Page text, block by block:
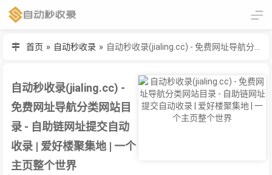
首页 » 自动秒收录 »
自动秒收录(jialing.cc) -
免费网址导航分类网站目
录 - 自助链网址提交自动
收录 | 爱好楼聚集地 | 一个
主页整个世界